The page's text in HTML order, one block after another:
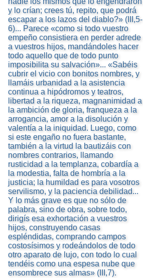
y lo crían; crees tú, repito, que podrá
escapar a los lazos del diablo?» (III,5-
6)... Parece «como si todo vuestro
empeño consistiera en perder adrede
a vuestros hijos, mandándoles hacer
todo aquello que de todo punto
imposibilita su salvación»... «Sabéis
cubrir el vicio con bonitos nombres, y
llamáis urbanidad a la asistencia
continua a hipódromos y teatros,
libertad a la riqueza, magnanimidad a
la ambición de gloria, franqueza a la
arrogancia, amor a la disolución y
valentía a la iniquidad. Luego, como
si este engaño no fuera bastante,
también a la virtud la bautizáis con
nombres contrarios, llamando
rusticidad a la templanza, cobardía a
la modestia, falta de hombría a la
justicia; la humildad es para vosotros
servilismo, y la paciencia debilidad...
Y lo más grave es que no sólo de
palabra, sino de obra, sobre todo,
dirigís esa exhortación a vuestros
hijos, construyendo casas
espléndidas, comprando campos
costosísimos y rodeándolos de todo
otro aparato de lujo, con todo lo cual
tendéis como una espesa nube que
ensombrece sus almas» (III,7).